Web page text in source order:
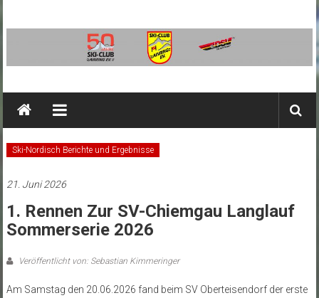
SC
Ainring
Ski-
Club
Ainring
Ski-Nordisch Berichte und Ergebnisse
21. Juni 2026
1. Rennen Zur SV-Chiemgau Langlauf
Sommerserie 2026
Veröffentlicht von: Sebastian Kimmeringer
Am Samstag den 20.06.2026 fand beim SV Oberteisendorf der erste